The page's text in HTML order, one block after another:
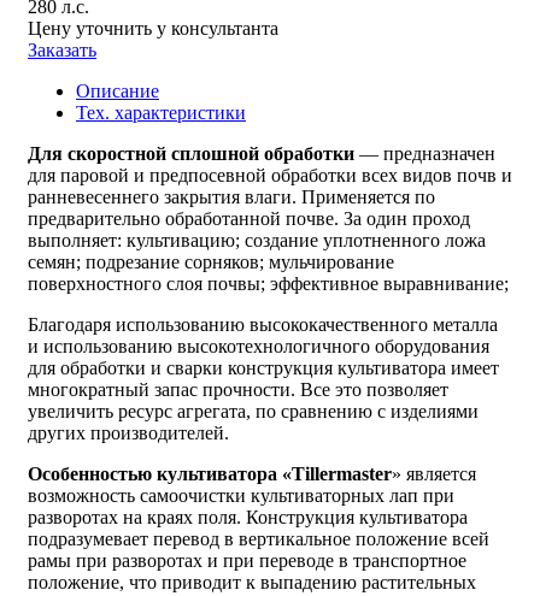
280 л.с.
Цену уточнить у консультанта
Заказать
Описание
Тех. характеристики
Для скоростной сплошной обработки — предназначен
для паровой и предпосевной обработки всех видов почв и
ранневесеннего закрытия влаги. Применяется по
предварительно обработанной почве. За один проход
выполняет: культивацию; создание уплотненного ложа
семян; подрезание сорняков; мульчирование
поверхностного слоя почвы; эффективное выравнивание;
Благодаря использованию высококачественного металла
и использованию высокотехнологичного оборудования
для обработки и сварки конструкция культиватора имеет
многократный запас прочности. Все это позволяет
увеличить ресурс агрегата, по сравнению с изделиями
других производителей.
Особенностью культиватора «Tillermaster» является
возможность самоочистки культиваторных лап при
разворотах на краях поля. Конструкция культиватора
подразумевает перевод в вертикальное положение всей
рамы при разворотах и при переводе в транспортное
положение, что приводит к выпадению растительных